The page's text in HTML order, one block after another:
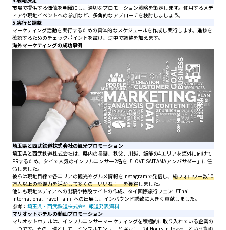
市場で提供する価値を明確にし、適切なプロモーション戦略を策定します。使用するメデ
ィアや現地イベントへの参加など、多角的なアプローチを検討しましょう。
5.実行と調整
マーケティング活動を実行するための具体的なスケジュールを作成し実行します。進捗を
確認するためのチェックポイントを設け、途中で調整を加えます。
海外マーケティングの成功事例
埼玉県と西武鉄道株式会社の観光プロモーション
埼玉県と西武鉄道株式会社は、県内の長瀞、秩父、川越、飯能の4エリアを海外に向けて
PRするため、タイで人気のインフルエンサー2名を「LOVE SAITAMAアンバサダー」に任
命しました。
彼らは現地目線で各エリアの観光やグルメ情報をInstagramで発信し、 総フォロワー数10
万人以上の影響力を活かして多くの「いいね！」を獲得しました。
他にも現地メディアへの出稿や特設サイトの作成、タイ国際旅行フェア「Thai
International Travel Fair」への出展し、インバウンド誘致に大きく貢献しました。
参考： 埼玉県・西武鉄道株式会社 報道発表資料
マリオットホテルの動画プロモーション
マリオットホテルは、インフルエンサーマーケティングを積極的に取り入れている企業の